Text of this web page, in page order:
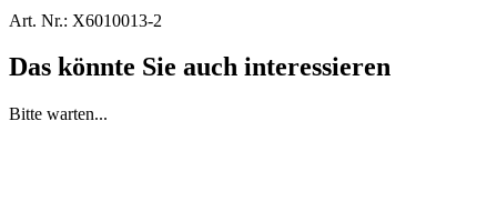
Art. Nr.: X6010013-2
Das könnte Sie auch interessieren
Bitte warten...